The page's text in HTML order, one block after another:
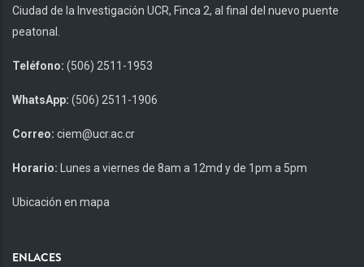
Ciudad de la Investigación UCR, Finca 2, al final del nuevo puente
peatonal.
Teléfono: (506) 2511-1953
WhatsApp: (506) 2511-1906
Correo: ciem@ucr.ac.cr
Horario: Lunes a viernes de 8am a 12md y de 1pm a 5pm
Ubicación en mapa
ENLACES